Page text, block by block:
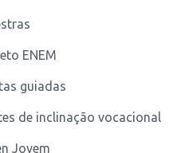
ENEM
guiadas
de inclinação vocacional
Jovem